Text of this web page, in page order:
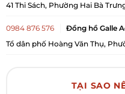
41 Thi Sách, Phường Hai Bà
0984 876 576
Đồng hồ Galle
Tổ dân phố Hoàng Văn Thụ,
TẠI SAO